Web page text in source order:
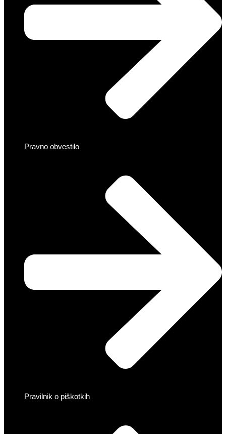
Pravno obvestilo
Pravilnik o piškotkih